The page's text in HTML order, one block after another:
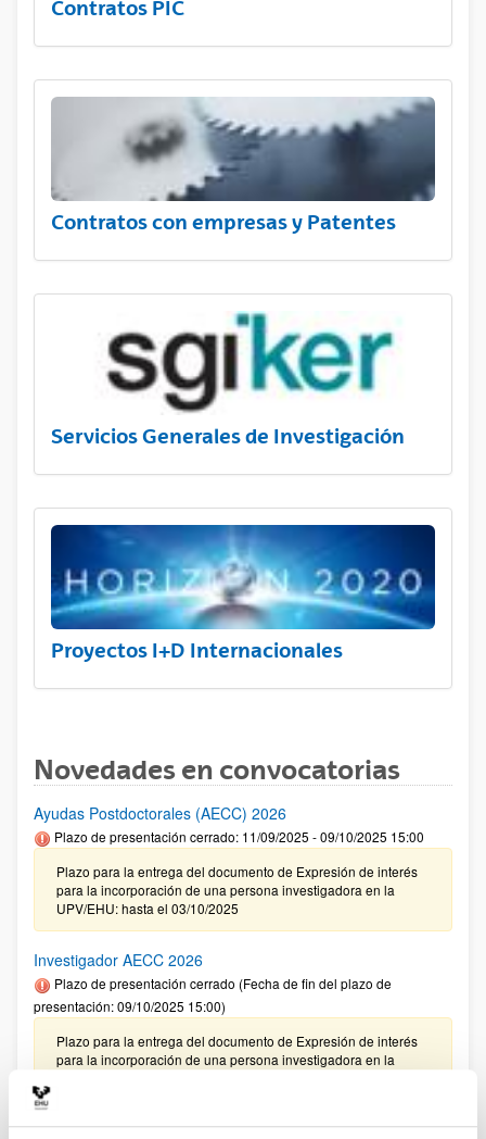
Contratos PIC
Contratos con empresas y Patentes
Servicios Generales de Investigación
Proyectos I+D Internacionales
Novedades en convocatorias
Ayudas Postdoctorales (AECC) 2026
Plazo de presentación cerrado: 11/09/2025 - 09/10/2025 15:00
Plazo para la entrega del documento de Expresión de interés
para la incorporación de una persona investigadora en la
UPV/EHU: hasta el 03/10/2025
Investigador AECC 2026
Plazo de presentación cerrado (Fecha de fin del plazo de
presentación: 09/10/2025 15:00)
Plazo para la entrega del documento de Expresión de interés
para la incorporación de una persona investigadora en la
CONVOCATORIA 2025- I EXTRAORDINARIA PARA LA